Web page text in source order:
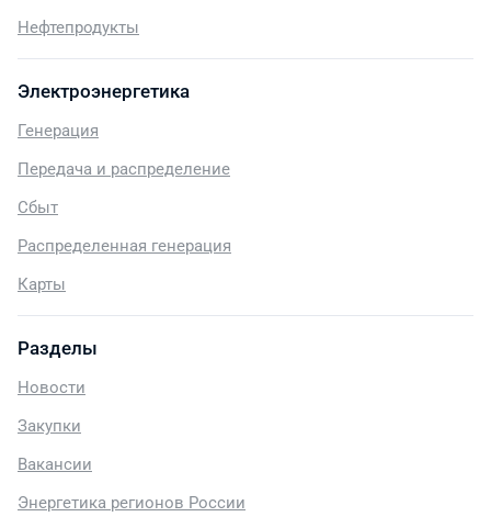
Нефтепродукты
Электроэнергетика
Генерация
Передача и распределение
Сбыт
Распределенная генерация
Карты
Разделы
Новости
Закупки
Вакансии
Энергетика регионов России